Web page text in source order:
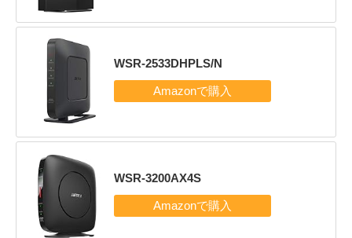
WSR-2533DHPLS/N
WSR-3200AX4S